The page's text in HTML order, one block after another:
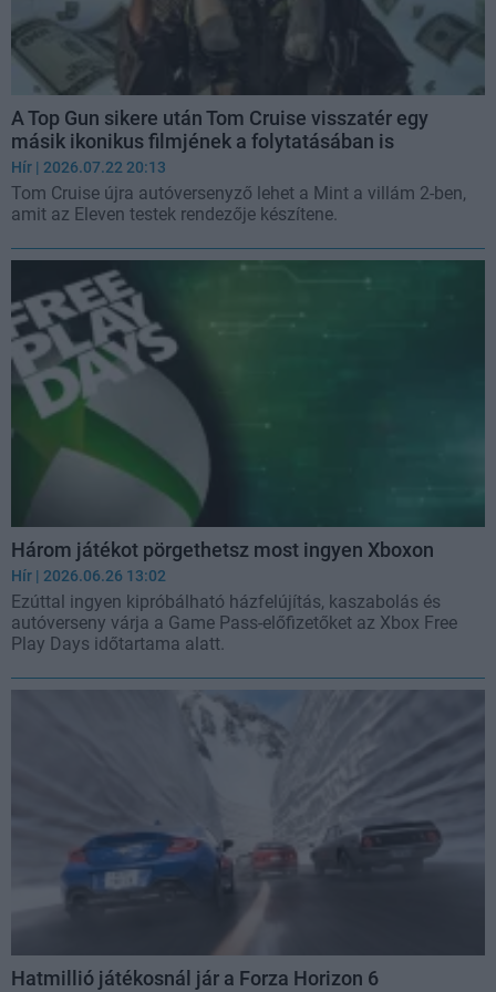
A Top Gun sikere után Tom Cruise visszatér egy
másik ikonikus filmjének a folytatásában is
Hír | 2026.07.22 20:13
Tom Cruise újra autóversenyző lehet a Mint a villám 2-ben,
amit az Eleven testek rendezője készítene.
Három játékot pörgethetsz most ingyen Xboxon
Hír | 2026.06.26 13:02
Ezúttal ingyen kipróbálható házfelújítás, kaszabolás és
autóverseny várja a Game Pass-előfizetőket az Xbox Free
Play Days időtartama alatt.
Hatmillió játékosnál jár a Forza Horizon 6